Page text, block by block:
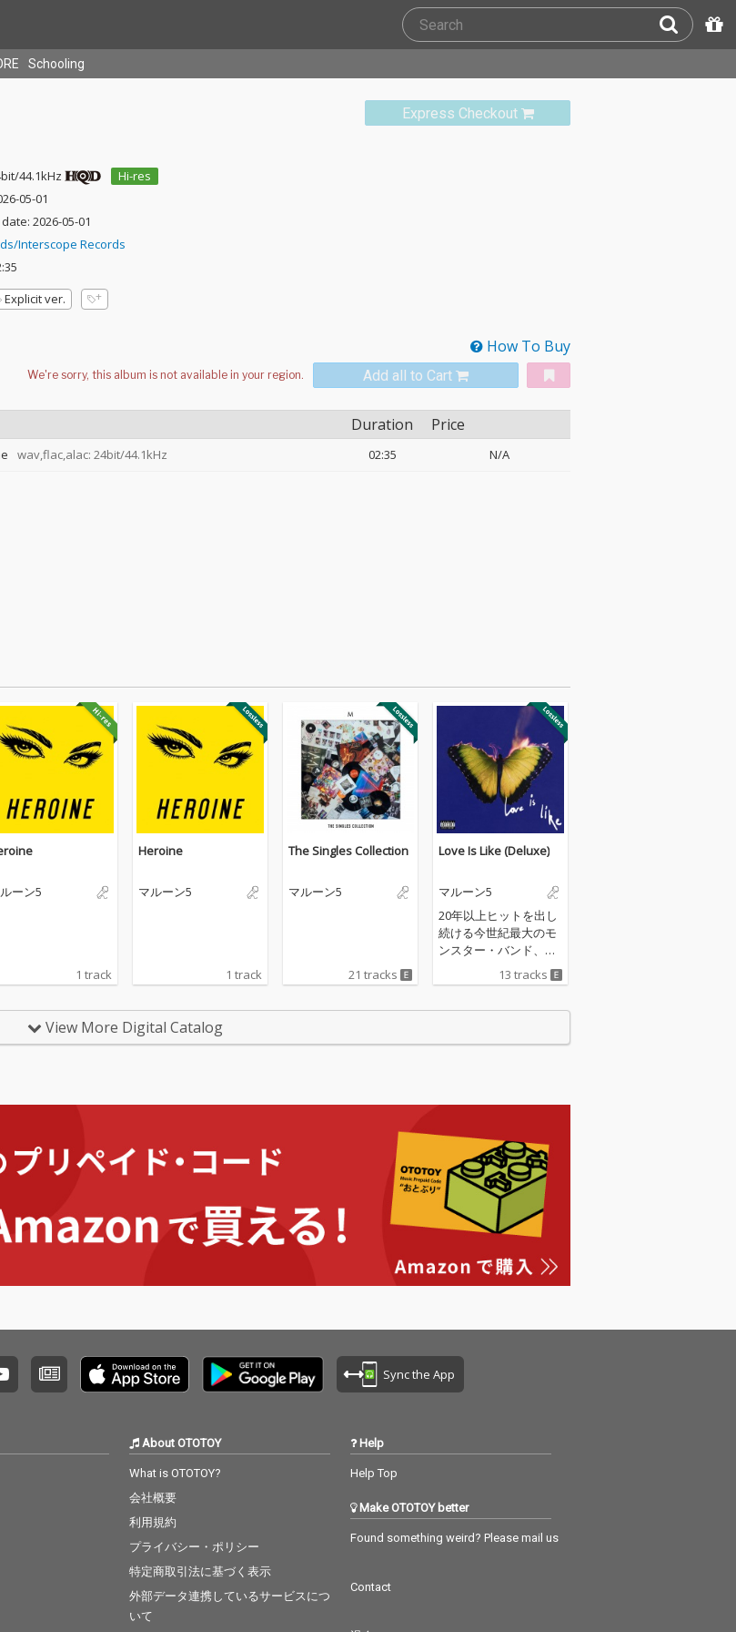
Schooling
Express Checkout
44.1kHz
Hi-res
05-01
2026-05-01
Interscope Records
Explicit ver.
How To Buy
Add all to Cart
Duration Price
wav,flac,alac: 24bit/44.1kHz 02:35 N/A
ーン5
1 track
Heroine
マルーン5
1 track
The Singles Collection
マルーン5
21 tracks
Love Is Like (Deluxe)
マルーン5
20年以上ヒットを出し
続ける今世紀最大のモ
ンスター・バンド、マ
ルーン5の8枚目のアル
バム。 2002年のデビュ
サウンドをさらに進化
イナミックなアルバ
ム。収録曲にはBLACK
PINKのLISAを迎えた
「Priceless」のほか、
サックスとスラップ・
ベースが際立つファン
t」などを収録。
13 tracks
View More Digital Catalog
Sync the App
About OTOTOY
What is OTOTOY?
会社概要
利用規約
プライバシー・ポリシー
特定商取引法に基づく表示
外部データ連携しているサービスにつ
いて
Help
Help Top
Make OTOTOY better
Found something weird? Please mail us
Contact